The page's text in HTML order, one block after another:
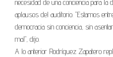
necesidad de una conciencia para la
aplausos del auditorio. "Estamos
democracia sin conciencia, sin
mal", dijo.
A lo anterior Rodríguez Zapatero